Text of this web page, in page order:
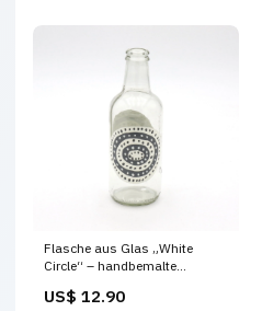
Flasche aus Glas „White
Circle“ – handbemalte
US$ 12.90